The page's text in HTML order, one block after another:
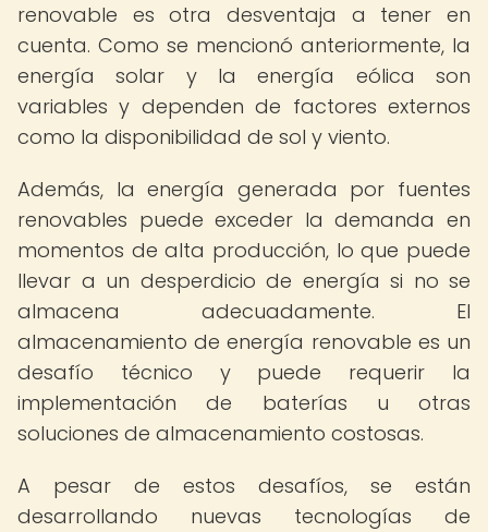
renovable es otra desventaja a tener en
cuenta. Como se mencionó anteriormente, la
energía solar y la energía eólica son
variables y dependen de factores externos
como la disponibilidad de sol y viento.
Además, la energía generada por fuentes
renovables puede exceder la demanda en
momentos de alta producción, lo que puede
llevar a un desperdicio de energía si no se
almacena adecuadamente. El
almacenamiento de energía renovable es un
desafío técnico y puede requerir la
implementación de baterías u otras
soluciones de almacenamiento costosas.
A pesar de estos desafíos, se están
desarrollando nuevas tecnologías de